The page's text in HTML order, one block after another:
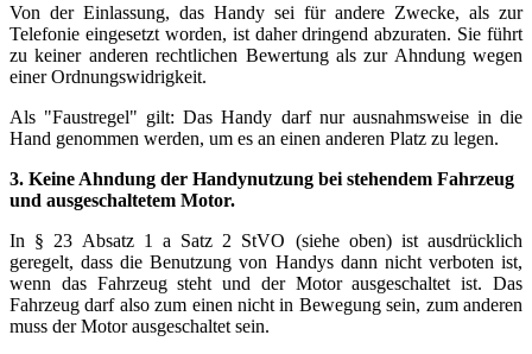
Von der Einlassung, das Handy sei für andere Zwecke, als zur
Telefonie eingesetzt worden, ist daher dringend abzuraten. Sie führt
zu keiner anderen rechtlichen Bewertung als zur Ahndung wegen
einer Ordnungswidrigkeit.
Als "Faustregel" gilt: Das Handy darf nur ausnahmsweise in die
Hand genommen werden, um es an einen anderen Platz zu legen.
3. Keine Ahndung der Handynutzung bei stehendem Fahrzeug
und ausgeschaltetem Motor.
In § 23 Absatz 1 a Satz 2 StVO (siehe oben) ist ausdrücklich
geregelt, dass die Benutzung von Handys dann nicht verboten ist,
wenn das Fahrzeug steht und der Motor ausgeschaltet ist. Das
Fahrzeug darf also zum einen nicht in Bewegung sein, zum anderen
muss der Motor ausgeschaltet sein.